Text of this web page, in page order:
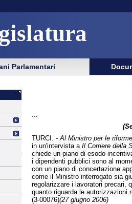
Parlamentari
TURCI. - Al Ministro per le
in un'intervista a Il Corriere della
chiede un piano di esodo
i dipendenti pubblici sono al
con un piano di concertazione
come il Ministro interrogato sia
regolarizzare i lavoratori precari,
quanto riguarda le autorizzazioni
(3-00076)(27 giugno 2006)